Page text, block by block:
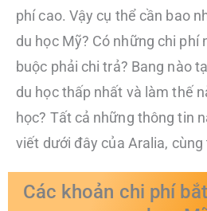
phí cao. Vậy cụ thể cần bao
du học Mỹ? Có những chi phí
buộc phải chi trả? Bang nào
du học thấp nhất và làm thế
học? Tất cả những thông tin
viết dưới đây của Aralia, cùng
Các khoản chi phí